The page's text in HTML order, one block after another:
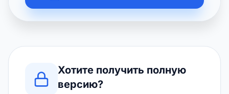
Хотите получить полную
версию?